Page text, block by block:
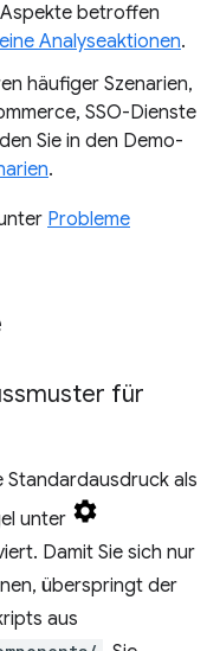
betroffen
Analyseaktionen.
häufiger Szenarien,
SSO-Dienste
Sie in den Demo-
.
Probleme
für
Standardausdruck als
unter
Damit Sie sich nur
überspringt der
aus